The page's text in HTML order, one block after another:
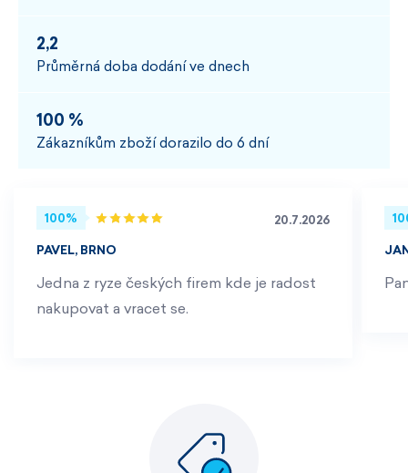
2,2
Průměrná doba dodání ve dnech
100 %
Zákazníkům zboží dorazilo do 6 dní
100% 20.7.2026
PAVEL, BRNO
Jedna z ryze českých firem kde je radost
nakupovat a vracet se.